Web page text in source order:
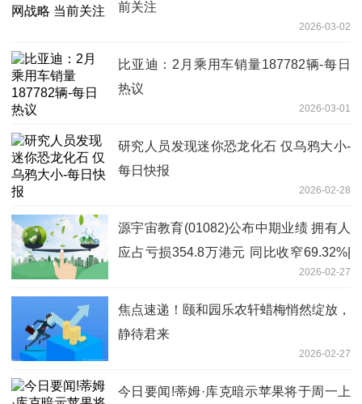
前关注
2026-03-02
比亚迪：2月乘用车销量187782辆-每日
热议
2026-03-01
研究人员发现迷你恐龙化石 仅乌鸦大小-
每日快报
2026-02-28
源宇宙教育(01082)公布中期业绩 拥有人
应占亏损354.8万港元 同比收窄69.32%|
2026-02-27
焦点速递！颐和园乐农轩蜡梅悄然绽放，
静待君来
2026-02-27
今日要闻!蒂姆·库克暗示苹果将于周一上